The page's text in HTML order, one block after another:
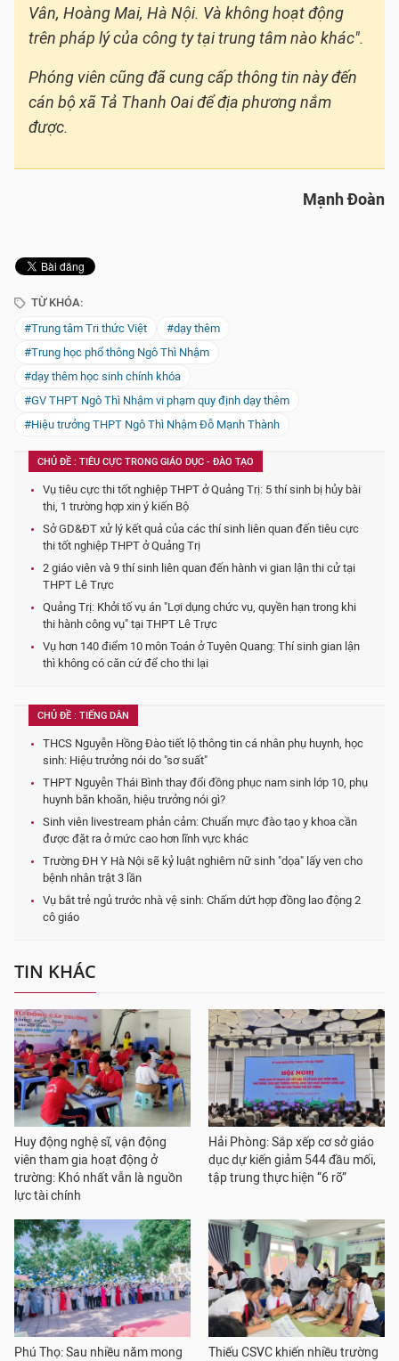
Vân, Hoàng Mai, Hà Nội. Và không hoạt động
trên pháp lý của công ty tại trung tâm nào khác".
Phóng viên cũng đã cung cấp thông tin này đến
cán bộ xã Tả Thanh Oai để địa phương nắm
được.
Mạnh Đoàn
TỪ KHÓA:
#Trung tâm Tri thức Việt
#dạy thêm
#Trung học phổ thông Ngô Thì Nhậm
#dạy thêm học sinh chính khóa
#GV THPT Ngô Thì Nhậm vi phạm quy định dạy thêm
#Hiệu trưởng THPT Ngô Thì Nhậm Đỗ Mạnh Thành
CHỦ ĐỀ : TIÊU CỰC TRONG GIÁO DỤC - ĐÀO TẠO
Vụ tiêu cực thi tốt nghiệp THPT ở Quảng Trị: 5 thí sinh bị hủy bài
thi, 1 trường hợp xin ý kiến Bộ
Sở GD&ĐT xử lý kết quả của các thí sinh liên quan đến tiêu cực
thi tốt nghiệp THPT ở Quảng Trị
2 giáo viên và 9 thí sinh liên quan đến hành vi gian lận thi cử tại
THPT Lê Trực
Quảng Trị: Khởi tố vụ án "Lợi dụng chức vụ, quyền hạn trong khi
thi hành công vụ" tại THPT Lê Trực
Vụ hơn 140 điểm 10 môn Toán ở Tuyên Quang: Thí sinh gian lận
thì không có căn cứ để cho thi lại
CHỦ ĐỀ : TIẾNG DÂN
THCS Nguyễn Hồng Đào tiết lộ thông tin cá nhân phụ huynh, học
sinh: Hiệu trưởng nói do "sơ suất"
THPT Nguyễn Thái Bình thay đổi đồng phục nam sinh lớp 10, phụ
huynh băn khoăn, hiệu trưởng nói gì?
Sinh viên livestream phản cảm: Chuẩn mực đào tạo y khoa cần
được đặt ra ở mức cao hơn lĩnh vực khác
Trường ĐH Y Hà Nội sẽ kỷ luật nghiêm nữ sinh "dọa" lấy ven cho
bệnh nhân trật 3 lần
Vụ bắt trẻ ngủ trước nhà vệ sinh: Chấm dứt hợp đồng lao động 2
cô giáo
TIN KHÁC
Huy động nghệ sĩ, vận động
viên tham gia hoạt động ở
trường: Khó nhất vẫn là nguồn
lực tài chính
Hải Phòng: Sắp xếp cơ sở giáo
dục dự kiến giảm 544 đầu mối,
tập trung thực hiện “6 rõ”
Phú Thọ: Sau nhiều năm mong
Thiếu CSVC khiến nhiều trường